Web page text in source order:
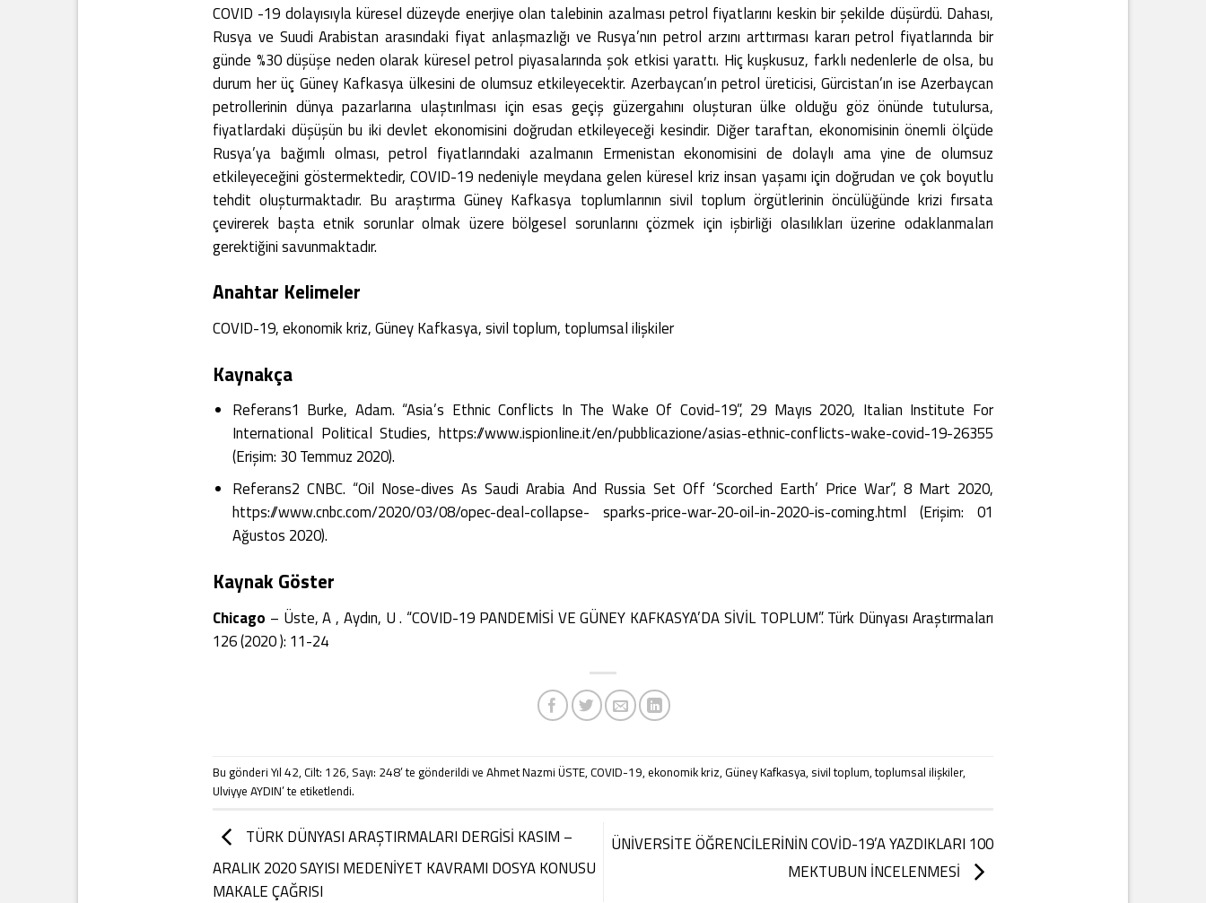
COVID -19 dolayısıyla küresel düzeyde enerjiye olan talebinin azalması petrol fiyatlarını keskin bir şekilde düşürdü. Dahası,
Rusya ve Suudi Arabistan arasındaki fiyat anlaşmazlığı ve Rusya’nın petrol arzını arttırması kararı petrol fiyatlarında bir
günde %30 düşüşe neden olarak küresel petrol piyasalarında şok etkisi yarattı. Hiç kuşkusuz, farklı nedenlerle de olsa, bu
durum her üç Güney Kafkasya ülkesini de olumsuz etkileyecektir. Azerbaycan’ın petrol üreticisi, Gürcistan’ın ise Azerbaycan
petrollerinin dünya pazarlarına ulaştırılması için esas geçiş güzergahını oluşturan ülke olduğu göz önünde tutulursa,
fiyatlardaki düşüşün bu iki devlet ekonomisini doğrudan etkileyeceği kesindir. Diğer taraftan, ekonomisinin önemli ölçüde
Rusya’ya bağımlı olması, petrol fiyatlarındaki azalmanın Ermenistan ekonomisini de dolaylı ama yine de olumsuz
etkileyeceğini göstermektedir, COVID-19 nedeniyle meydana gelen küresel kriz insan yaşamı için doğrudan ve çok boyutlu
tehdit oluşturmaktadır. Bu araştırma Güney Kafkasya toplumlarının sivil toplum örgütlerinin öncülüğünde krizi fırsata
çevirerek başta etnik sorunlar olmak üzere bölgesel sorunlarını çözmek için işbirliği olasılıkları üzerine odaklanmaları
gerektiğini savunmaktadır.
Anahtar Kelimeler
COVID-19, ekonomik kriz, Güney Kafkasya, sivil toplum, toplumsal ilişkiler
Kaynakça
Referans1 Burke, Adam. “Asia’s Ethnic Conflicts In The Wake Of Covid-19”, 29 Mayıs 2020, Italian Institute For
International Political Studies, https://www.ispionline.it/en/pubblicazione/asias-ethnic-conflicts-wake-covid-19-26355
(Erişim: 30 Temmuz 2020).
Referans2 CNBC. “Oil Nose-dives As Saudi Arabia And Russia Set Off ‘Scorched Earth’ Price War”, 8 Mart 2020,
https://www.cnbc.com/2020/03/08/opec-deal-collapse- sparks-price-war-20-oil-in-2020-is-coming.html (Erişim: 01
Ağustos 2020).
Kaynak Göster
Chicago – Üste, A , Aydın, U . “COVID-19 PANDEMİSİ VE GÜNEY KAFKASYA’DA SİVİL TOPLUM”. Türk Dünyası Araştırmaları
126 (2020 ): 11-24
Bu gönderi Yıl 42, Cilt: 126, Sayı: 248’ te gönderildi ve Ahmet Nazmi ÜSTE, COVID-19, ekonomik kriz, Güney Kafkasya, sivil toplum, toplumsal ilişkiler,
Ulviyye AYDIN’ te etiketlendi.
TÜRK DÜNYASI ARAŞTIRMALARI DERGİSİ KASIM –
ARALIK 2020 SAYISI MEDENİYET KAVRAMI DOSYA KONUSU
MAKALE ÇAĞRISI
ÜNİVERSİTE ÖĞRENCİLERİNİN COVİD-19’A YAZDIKLARI 100
MEKTUBUN İNCELENMESİ